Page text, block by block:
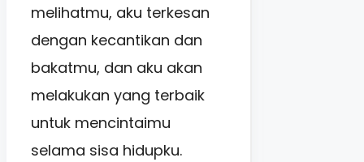
melihatmu, aku terkesan
dengan kecantikan dan
bakatmu, dan aku akan
melakukan yang terbaik
untuk mencintaimu
selama sisa hidupku.